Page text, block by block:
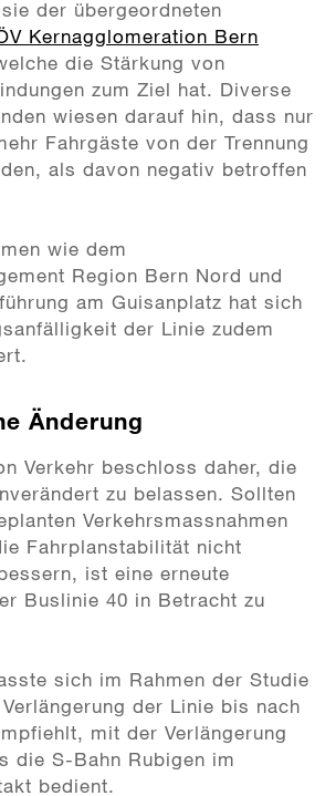
der übergeordneten
Kernagglomeration Bern
die Stärkung von
zum Ziel hat. Diverse
wiesen darauf hin, dass nur
Fahrgäste von der Trennung
als davon negativ betroffen
wie dem
Region Bern Nord und
am Guisanplatz hat sich
der Linie zudem
Änderung
Verkehr beschloss daher, die
zu belassen. Sollten
Verkehrsmassnahmen
Fahrplanstabilität nicht
ist eine erneute
Buslinie 40 in Betracht zu
sich im Rahmen der Studie
der Linie bis nach
mit der Verlängerung
die S-Bahn Rubigen im
bedient.